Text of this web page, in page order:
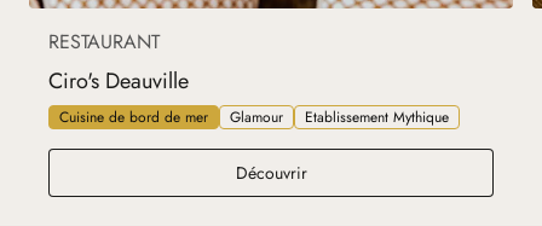
RESTAURANT
Ciro's Deauville
Cuisine de bord de mer Glamour Etablissement Mythique
DécouvrirCiro's Deauville